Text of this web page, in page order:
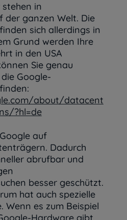
in
der ganzen Welt. Die
sich allerdings in
Grund werden Ihre
in den USA
Sie genau
Google-
about/datacent
?hl=de
auf
Dadurch
abrufbar und
besser geschützt.
hat auch spezielle
es zum Beispiel